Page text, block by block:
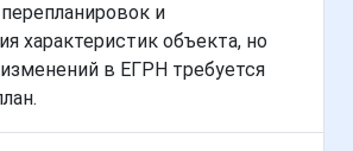
и
характеристик объекта, но
в ЕГРН требуется